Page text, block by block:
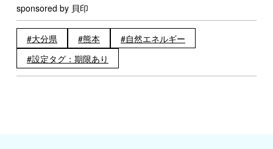
sponsored by 貝印
大分県 熊本
自然エネルギー
設定タグ：期限あり